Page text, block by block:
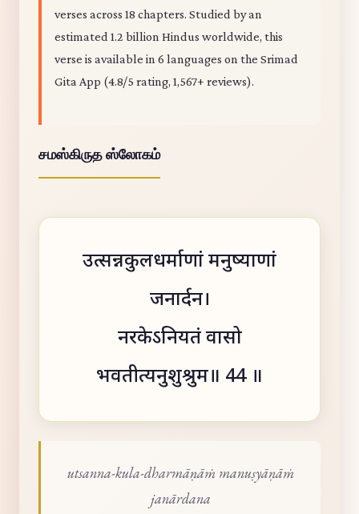
verses across 18 chapters. Studied by an
estimated 1.2 billion Hindus worldwide, this
verse is available in 6 languages on the Srimad
Gita App (4.8/5 rating, 1,567+ reviews).
சமஸ்கிருத ஸ்லோகம்
उत्सन्नकुलधर्माणां मनुष्याणां
जनार्दन।
नरकेऽनियतं वासो
भवतीत्यनुशुश्रुम॥ 44 ॥
utsanna-kula-dharmāṇāṁ manuṣyāṇāṁ
janārdana